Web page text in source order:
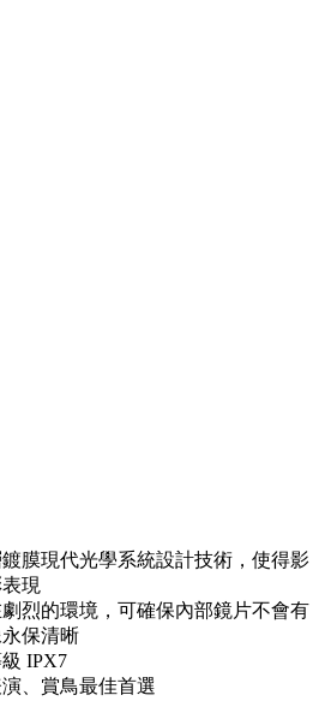
膜現代光學系統設計技術，使得影
現
烈的環境，可確保內部鏡片不會有
保清晰
IPX7
、賞鳥最佳首選